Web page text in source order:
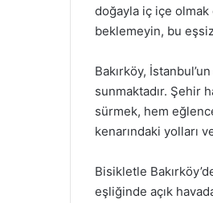
doğayla iç içe olmak
beklemeyin, bu
Bakırköy,
sunmaktadır. Şehir
sürmek, hem
kenarındaki yolları
Bisikletle
eşliğinde açık